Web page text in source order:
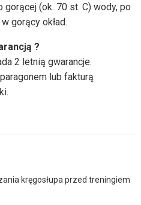
gorącej (ok. 70 st. C) wody, po
gorący okład.
?
2 letnią gwarancje.
lub fakturą
kręgosłupa przed treningiem